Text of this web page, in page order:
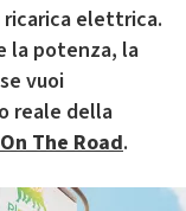
ricarica elettrica.
la potenza, la
vuoi
reale della
The Road.